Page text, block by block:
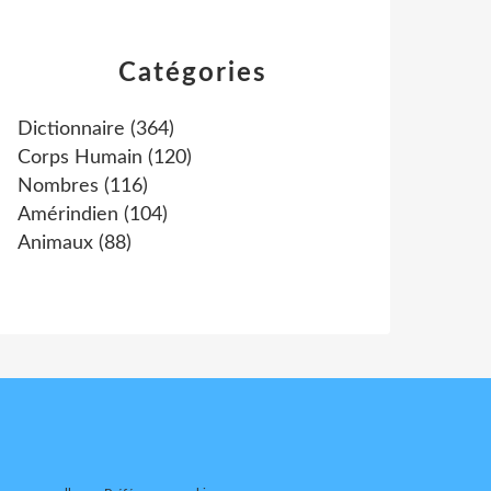
Catégories
Dictionnaire (364)
Corps Humain (120)
Nombres (116)
Amérindien (104)
Animaux (88)